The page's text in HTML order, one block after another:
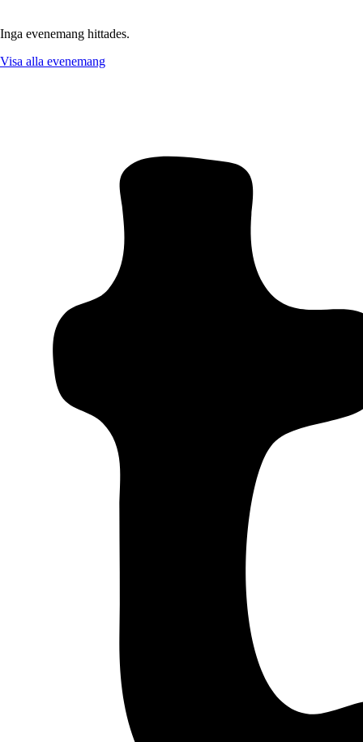
Inga evenemang hittades.
Visa alla evenemang